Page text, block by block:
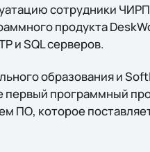
сотрудники
продукта
и SQL серверов.
образования и
первый программный
ПО, которое